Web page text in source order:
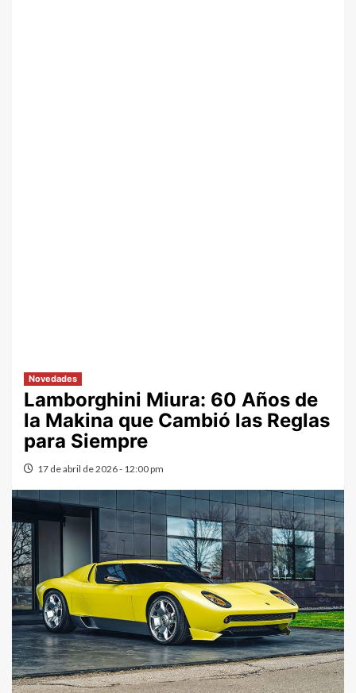
Novedades
Lamborghini Miura: 60 Años de
la Makina que Cambió las Reglas
para Siempre
17 de abril de 2026 - 12:00 pm